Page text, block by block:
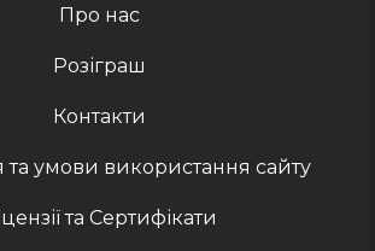
Про нас
Розіграш
Контакти
умови використання сайту
та Сертифікати